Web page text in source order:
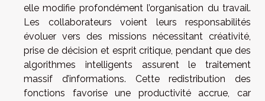
elle modifie profondément l’organisation du travail.
Les collaborateurs voient leurs responsabilités
évoluer vers des missions nécessitant créativité,
prise de décision et esprit critique, pendant que des
algorithmes intelligents assurent le traitement
massif d’informations. Cette redistribution des
fonctions favorise une productivité accrue, car